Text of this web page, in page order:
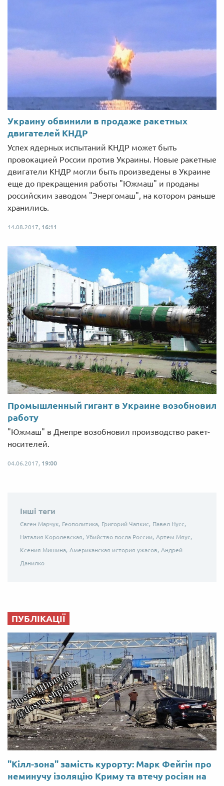
Украину обвинили в продаже ракетных
двигателей КНДР
Успех ядерных испытаний КНДР может быть
провокацией России против Украины. Новые ракетные
двигатели КНДР могли быть произведены в Украине
еще до прекращения работы "Южмаш" и проданы
российским заводом "Энергомаш", на котором раньше
хранились.
14.08.2017, 16:11
Промышленный гигант в Украине возобновил
работу
"Южмаш" в Днепре возобновил производство ракет-
носителей.
04.06.2017, 19:00
Інші теги
Євген Марчук, Геополитика, Григорий Чапкис, Павел Нусс,
Наталия Королевская, Убийство посла России, Артем Мяус,
Ксения Мишина, Американская история ужасов, Андрей
Данилко
ПУБЛІКАЦІЇ
"Кілл-зона" замість курорту: Марк Фейгін про
неминучу ізоляцію Криму та втечу росіян на